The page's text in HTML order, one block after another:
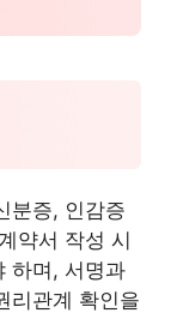
분증, 인감증
약서 작성 시
하며, 서명과
리관계 확인을